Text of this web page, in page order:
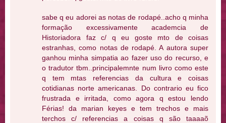
sabe q eu adorei as notas de rodapé..acho q minha
formação excessivamente academcia de
Historiadora faz c/ q eu goste mto de coisas
estranhas, como notas de rodapé. A autora super
ganhou minha simpatia ao fazer uso do recurso, e
o tradutor tbm..principalemnte num livro como este
q tem mtas referencias da cultura e coisas
cotidianas norte americanas. Do contrario eu fico
frustrada e irritada, como agora q estou lendo
Férias! da marian keyes e tem trechos e mais
terchos c/ referencias a coisas q são taaaaõ